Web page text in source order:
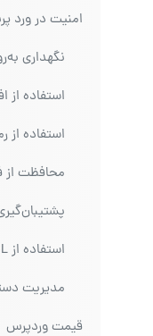
امنیت در ورد
نگهداری
استفاده از
استفاده از
محافظت از
استفاده از SSL
مدیریت
قیمت وردپرس